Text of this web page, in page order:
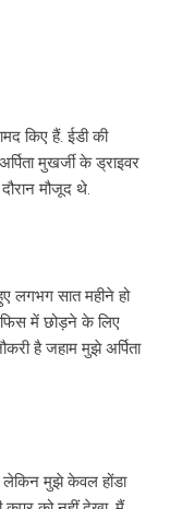
किए हैं. ईडी की
मुखर्जी के ड्राइवर
मौजूद थे.
लगभग सात महीने हो
में छोड़ने के लिए
है जहाम मुझे अर्पिता
लेकिन मुझे केवल होंडा